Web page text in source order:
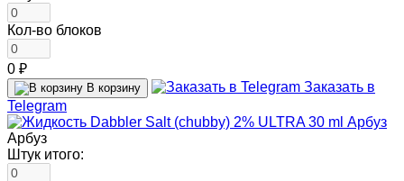
Кол-во блоков
0 ₽
В корзину
Заказать в
Telegram
Арбуз
Штук итого: